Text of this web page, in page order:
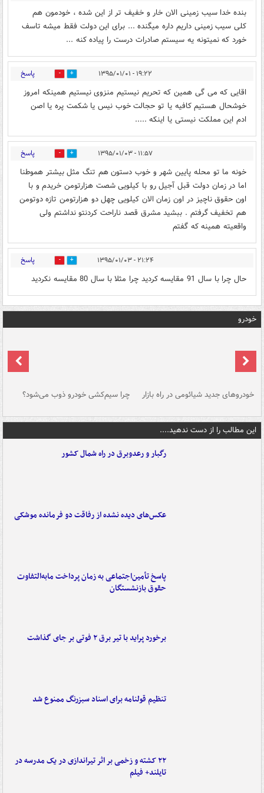
بنده خدا سیب زمینی الان خار و خفیف تر از این شده ، خودمون هم
کلی سیب زمینی داریم داره میگنده ... برای این دولت فقط میشه تاسف
خورد که نمیتونه یه سیستم صادرات درست را پیاده کنه ...
۱۹:۲۲ - ۱۳۹۵/۰۱/۰۱ 0 پاسخ
اقایی که می گی همین که تحریم نیستیم منزوی نیستیم همینکه امروز
خوشحال هستیم کافیه یا تو حجالت خوب نیس یا شکمت پره یا اصن
ادم این مملکت نیستی یا اینکه .....
۱۱:۵۷ - ۱۳۹۵/۰۱/۰۳ 0 پاسخ
خونه ما تو محله پایین شهر و خوب دستون هم تنگ مثل بیشتر هموطنا
اما در زمان دولت قبل آجیل رو با کیلویی شصت هزارتومن خریدم و با
اون حقوق ناچیز در اون زمان الان کیلویی چهل دو هزارتومن تازه دوتومن
هم تخفیف گرفتم . ببشید مشرق قصد ناراحت کردنتو نداشتم ولی
واقعیته همینه که گفتم
۲۱:۲۴ - ۱۳۹۵/۰۱/۰۳ 0 پاسخ
حال چرا با سال 91 مقایسه کردید چرا مثلا با سال 80 مقایسه نکردید
خودرو
خودروهای جدید شیائومی در راه بازار چرا سیم‌کشی خودرو ذوب می‌شود؟
این مطالب را از دست ندهید....
رگبار و رعدوبرق در راه شمال کشور
عکس‌های دیده نشده از رفاقت دو فرمانده‌ موشکی
پاسخ تأمین‌اجتماعی به زمان پرداخت مابه‌التفاوت
حقوق بازنشستگان
برخورد پراید با تیر برق ۲ فوتی بر جای گذاشت
تنظیم قولنامه برای اسناد سبزرنگ ممنوع شد
۲۲ کشته و زخمی بر اثر تیراندازی در یک مدرسه در
تایلند+ فیلم